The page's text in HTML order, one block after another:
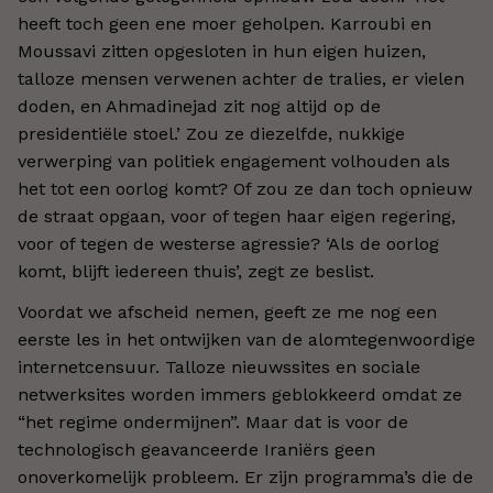
heeft toch geen ene moer geholpen. Karroubi en
Moussavi zitten opgesloten in hun eigen huizen,
talloze mensen verwenen achter de tralies, er vielen
doden, en Ahmadinejad zit nog altijd op de
presidentiële stoel.’ Zou ze diezelfde, nukkige
verwerping van politiek engagement volhouden als
het tot een oorlog komt? Of zou ze dan toch opnieuw
de straat opgaan, voor of tegen haar eigen regering,
voor of tegen de westerse agressie? ‘Als de oorlog
komt, blijft iedereen thuis’, zegt ze beslist.
Voordat we afscheid nemen, geeft ze me nog een
eerste les in het ontwijken van de alomtegenwoordige
internetcensuur. Talloze nieuwssites en sociale
netwerksites worden immers geblokkeerd omdat ze
“het regime ondermijnen”. Maar dat is voor de
technologisch geavanceerde Iraniërs geen
onoverkomelijk probleem. Er zijn programma’s die de